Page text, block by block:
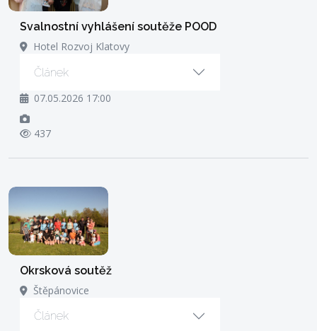
Svalnostní vyhlášení soutěže POOD
Hotel Rozvoj Klatovy
Článek
07.05.2026 17:00
437
Okrsková soutěž
Štěpánovice
Článek